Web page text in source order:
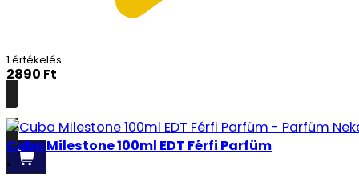
1 értékelés
2890 Ft
Részletek
Cuba Milestone 100ml EDT Férfi Parfüm
•